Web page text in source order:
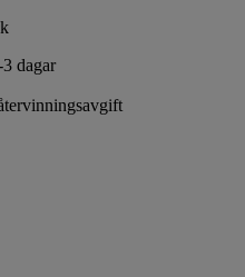
dagar